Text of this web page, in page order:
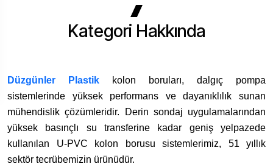
Kategori Hakkında
Düzgünler Plastik kolon boruları, dalgıç pompa
sistemlerinde yüksek performans ve dayanıklılık sunan
mühendislik çözümleridir. Derin sondaj uygulamalarından
yüksek basınçlı su transferine kadar geniş yelpazede
kullanılan U-PVC kolon borusu sistemlerimiz, 51 yıllık
sektör tecrübemizin ürünüdür.